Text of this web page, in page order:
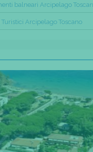
balneari Arcipelago
Arcipelago Toscano